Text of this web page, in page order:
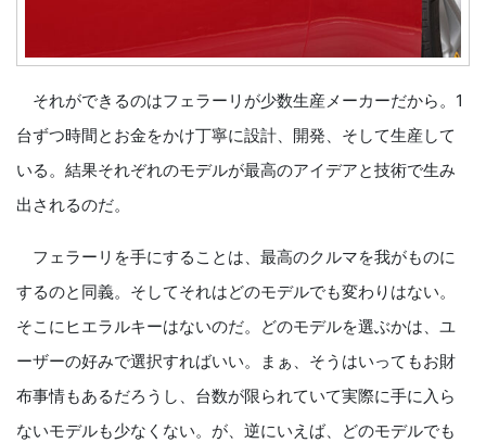
それができるのはフェラーリが少数生産メーカーだから。1
台ずつ時間とお金をかけ丁寧に設計、開発、そして生産して
いる。結果それぞれのモデルが最高のアイデアと技術で生み
出されるのだ。
フェラーリを手にすることは、最高のクルマを我がものに
するのと同義。そしてそれはどのモデルでも変わりはない。
そこにヒエラルキーはないのだ。どのモデルを選ぶかは、ユ
ーザーの好みで選択すればいい。まぁ、そうはいってもお財
布事情もあるだろうし、台数が限られていて実際に手に入ら
ないモデルも少なくない。が、逆にいえば、どのモデルでも